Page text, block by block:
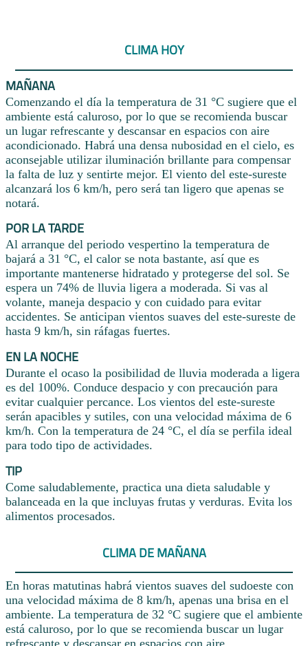
CLIMA HOY
MAÑANA
Comenzando el día la temperatura de 31 °C sugiere que el
ambiente está caluroso, por lo que se recomienda buscar
un lugar refrescante y descansar en espacios con aire
acondicionado. Habrá una densa nubosidad en el cielo, es
aconsejable utilizar iluminación brillante para compensar
la falta de luz y sentirte mejor. El viento del este-sureste
alcanzará los 6 km/h, pero será tan ligero que apenas se
notará.
POR LA TARDE
Al arranque del periodo vespertino la temperatura de
bajará a 31 °C, el calor se nota bastante, así que es
importante mantenerse hidratado y protegerse del sol. Se
espera un 74% de lluvia ligera a moderada. Si vas al
volante, maneja despacio y con cuidado para evitar
accidentes. Se anticipan vientos suaves del este-sureste de
hasta 9 km/h, sin ráfagas fuertes.
EN LA NOCHE
Durante el ocaso la posibilidad de lluvia moderada a ligera
es del 100%. Conduce despacio y con precaución para
evitar cualquier percance. Los vientos del este-sureste
serán apacibles y sutiles, con una velocidad máxima de 6
km/h. Con la temperatura de 24 °C, el día se perfila ideal
para todo tipo de actividades.
TIP
Come saludablemente, practica una dieta saludable y
balanceada en la que incluyas frutas y verduras. Evita los
alimentos procesados.
CLIMA DE MAÑANA
En horas matutinas habrá vientos suaves del sudoeste con
una velocidad máxima de 8 km/h, apenas una brisa en el
ambiente. La temperatura de 32 °C sugiere que el ambiente
está caluroso, por lo que se recomienda buscar un lugar